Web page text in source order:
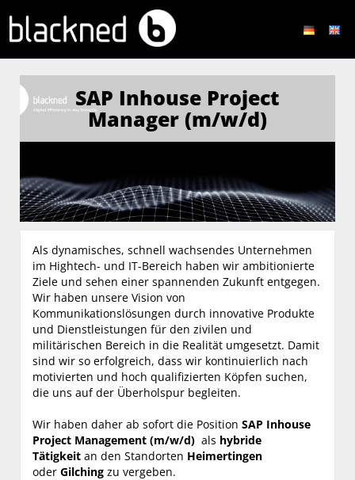
SAP Inhouse Project
Manager (m/w/d)
Als dynamisches, schnell wachsendes Unternehmen
im Hightech- und IT-Bereich haben wir ambitionierte
Ziele und sehen einer spannenden Zukunft entgegen.
Wir haben unsere Vision von
Kommunikationslösungen durch innovative Produkte
und Dienstleistungen für den zivilen und
militärischen Bereich in die Realität umgesetzt. Damit
sind wir so erfolgreich, dass wir kontinuierlich nach
motivierten und hoch qualifizierten Köpfen suchen,
die uns auf der Überholspur begleiten.
Wir haben daher ab sofort die Position SAP Inhouse
Project Management (m/w/d) als hybride
Tätigkeit an den Standorten Heimertingen
oder Gilching zu vergeben.